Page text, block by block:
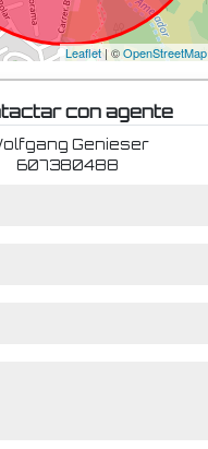
Leaflet| ©OpenStreetMap
con agente
Genieser
607380488